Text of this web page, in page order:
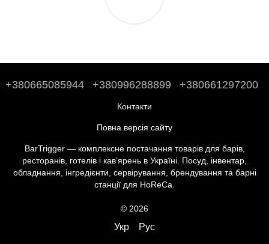
+380665085944 +380996288899 +380661297200
Контакти
Повна версія сайту
BarTrigger — комплексне постачання товарів для барів,
ресторанів, готелів і кав’ярень в Україні. Посуд, інвентар,
обладнання, інгредієнти, сервірування, брендування та барні
станції для HoReCa.
© 2026
Укр Рус